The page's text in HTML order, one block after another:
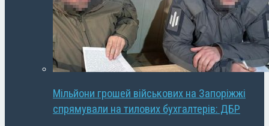
Мільйони грошей військових на Запоріжжі
спрямували на тилових бухгалтерів: ДБР